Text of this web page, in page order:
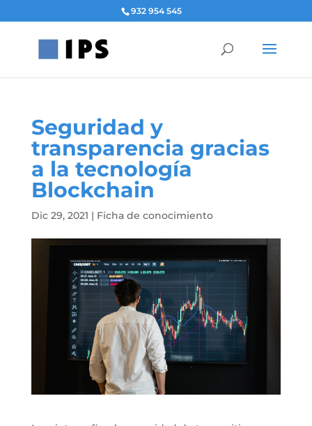
932 954 545
Seguridad y
transparencia gracias
a la tecnología
Blockchain
Dic 29, 2021 | Ficha de conocimiento